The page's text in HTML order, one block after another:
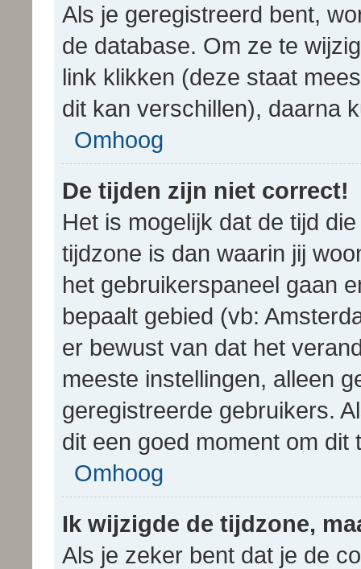
Als je geregistreerd bent,
de database. Om ze te
link klikken (deze staat
dit kan verschillen), daarna
Omhoog
De tijden zijn niet correct!
Het is mogelijk dat de tijd
tijdzone is dan waarin jij
het gebruikerspaneel gaan
bepaalt gebied (vb:
er bewust van dat het
meeste instellingen, alleen
geregistreerde gebruikers.
dit een goed moment om dit
Omhoog
Ik wijzigde de tijdzone,
Als je zeker bent dat je de